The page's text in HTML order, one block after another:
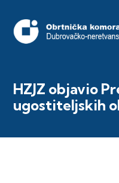
HZJZ objavio
ugostiteljskih